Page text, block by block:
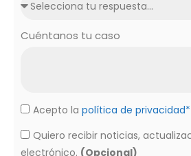
Cuéntanos tu caso
Acepto la política de privacidad*
Quiero recibir noticias,
electrónico. (Opcional)